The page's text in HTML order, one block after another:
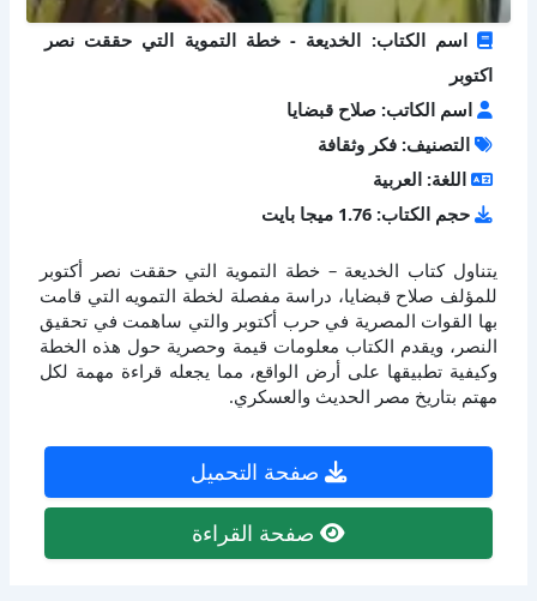
اسم الكتاب: الخديعة - خطة التموية التي حققت نصر
اكتوبر
اسم الكاتب: صلاح قبضايا
التصنيف: فكر وثقافة
اللغة: العربية
حجم الكتاب: 1.76 ميجا بايت
يتناول كتاب الخديعة – خطة التموية التي حققت نصر أكتوبر
للمؤلف صلاح قبضايا، دراسة مفصلة لخطة التمويه التي قامت
بها القوات المصرية في حرب أكتوبر والتي ساهمت في تحقيق
النصر، ويقدم الكتاب معلومات قيمة وحصرية حول هذه الخطة
وكيفية تطبيقها على أرض الواقع، مما يجعله قراءة مهمة لكل
مهتم بتاريخ مصر الحديث والعسكري.
صفحة التحميل
صفحة القراءة